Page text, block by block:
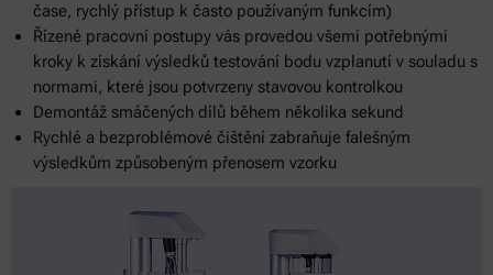
čase, rychlý přístup k často používaným funkcím)
Řízené pracovní postupy vás provedou všemi potřebnými
kroky k získání výsledků testování bodu vzplanutí v souladu s
normami, které jsou potvrzeny stavovou kontrolkou
Demontáž smáčených dílů během několika sekund
Rychlé a bezproblémové čištění zabraňuje falešným
výsledkům způsobeným přenosem vzorku